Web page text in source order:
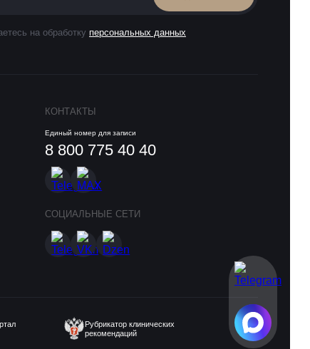
на обработку персональных данных
КОНТАКТЫ
Единый номер для записи
8 800 775 40 40
СОЦИАЛЬНЫЕ СЕТИ
Рубрикатор клинических
рекомендаций